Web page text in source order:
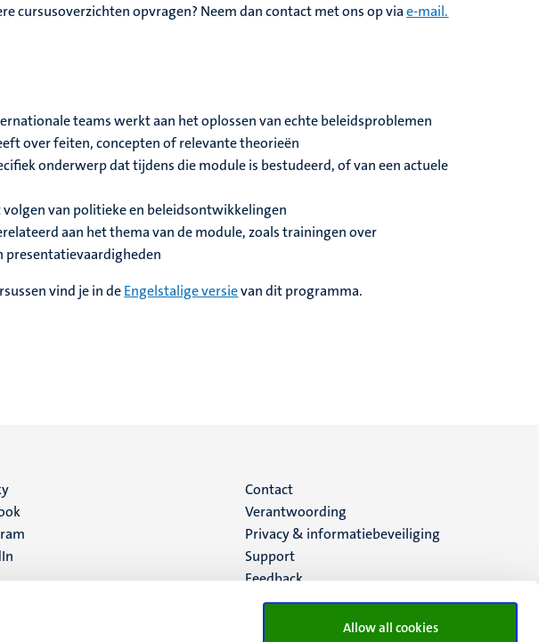
Allow all cookies
cursusoverzichten opvragen? Neem dan contact met ons op viae-mail.
teams werkt aan het oplossen van echte beleidsproblemen
over feiten, concepten of relevante theorieën
onderwerp dat tijdens die module is bestudeerd, of van een actuele
volgen van politieke en beleidsontwikkelingen
aan het thema van de module, zoals trainingen over
presentatievaardigheden
vind je in deEngelstalige versievan dit programma.
Menu
footer
(NL)
Contact
Verantwoording
Privacy & informatiebeveiliging
Support
Feedback